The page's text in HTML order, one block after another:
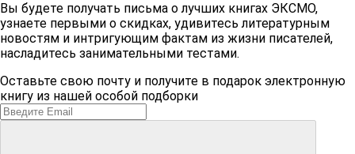
Вы будете получать письма о лучших книгах ЭКСМО,
узнаете первыми о скидках, удивитесь литературным
новостям и интригующим фактам из жизни писателей,
насладитесь занимательными тестами.
Оставьте свою почту и получите в подарок электронную
книгу из нашей особой подборки